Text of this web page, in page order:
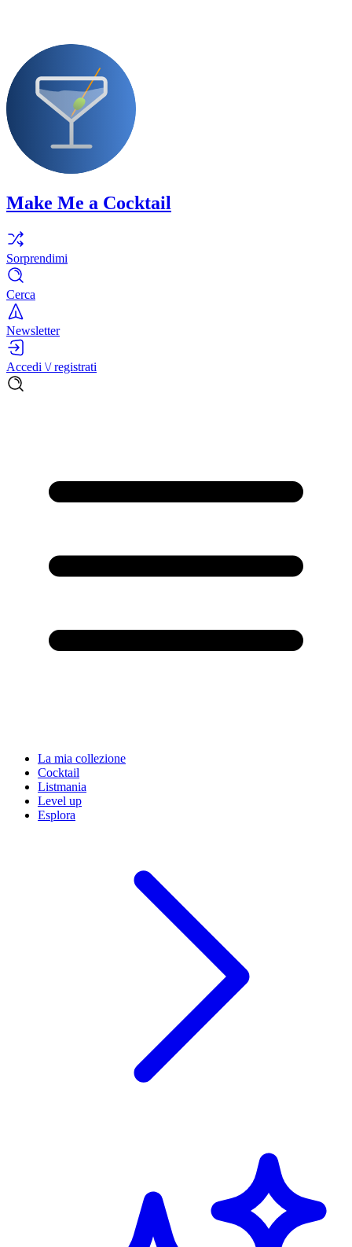
Make Me a Cocktail
Sorprendimi
Cerca
Newsletter
Accedi \/ registrati
La mia collezione
Cocktail
Listmania
Level up
Esplora